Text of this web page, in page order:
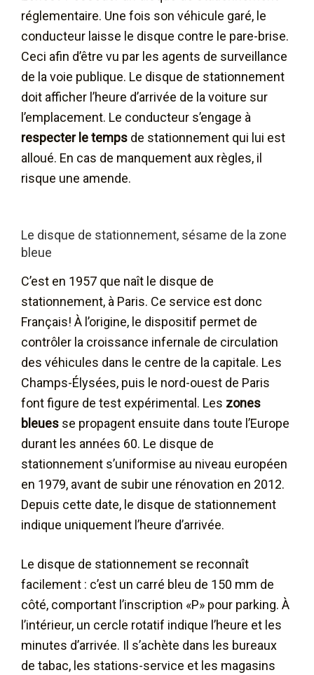
réglementaire. Une fois son véhicule garé, le
conducteur laisse le disque contre le pare-brise.
Ceci afin d’être vu par les agents de surveillance
de la voie publique. Le disque de stationnement
doit afficher l’heure d’arrivée de la voiture sur
l’emplacement. Le conducteur s’engage à
respecter le temps de stationnement qui lui est
alloué. En cas de manquement aux règles, il
risque une amende.
Le disque de stationnement, sésame de la zone
bleue
C’est en 1957 que naît le disque de
stationnement, à Paris. Ce service est donc
Français! À l’origine, le dispositif permet de
contrôler la croissance infernale de circulation
des véhicules dans le centre de la capitale. Les
Champs-Élysées, puis le nord-ouest de Paris
font figure de test expérimental. Les zones
bleues se propagent ensuite dans toute l’Europe
durant les années 60. Le disque de
stationnement s’uniformise au niveau européen
en 1979, avant de subir une rénovation en 2012.
Depuis cette date, le disque de stationnement
indique uniquement l’heure d’arrivée.
Le disque de stationnement se reconnaît
facilement : c’est un carré bleu de 150 mm de
côté, comportant l’inscription «P» pour parking. À
l’intérieur, un cercle rotatif indique l’heure et les
minutes d’arrivée. Il s’achète dans les bureaux
de tabac, les stations-service et les magasins